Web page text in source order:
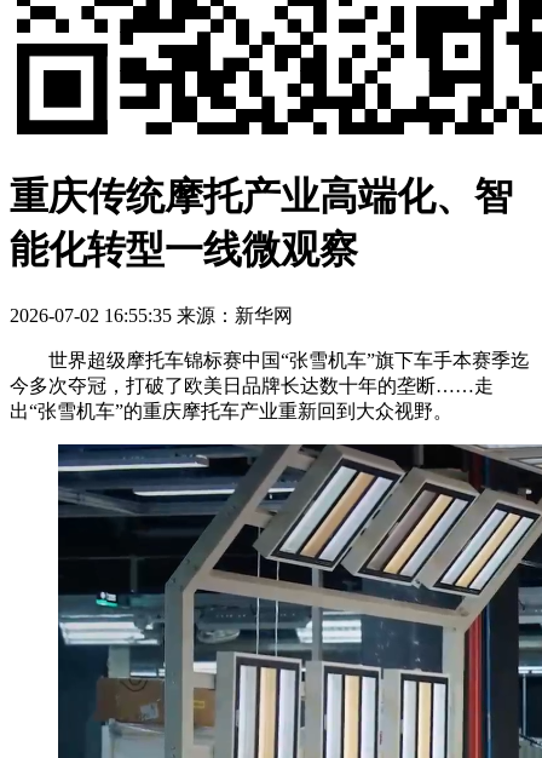
重庆传统摩托产业高端化、智
能化转型一线微观察
2026-07-02 16:55:35 来源：新华网
世界超级摩托车锦标赛中国“张雪机车”旗下车手本赛季迄
今多次夺冠，打破了欧美日品牌长达数十年的垄断……走
出“张雪机车”的重庆摩托车产业重新回到大众视野。